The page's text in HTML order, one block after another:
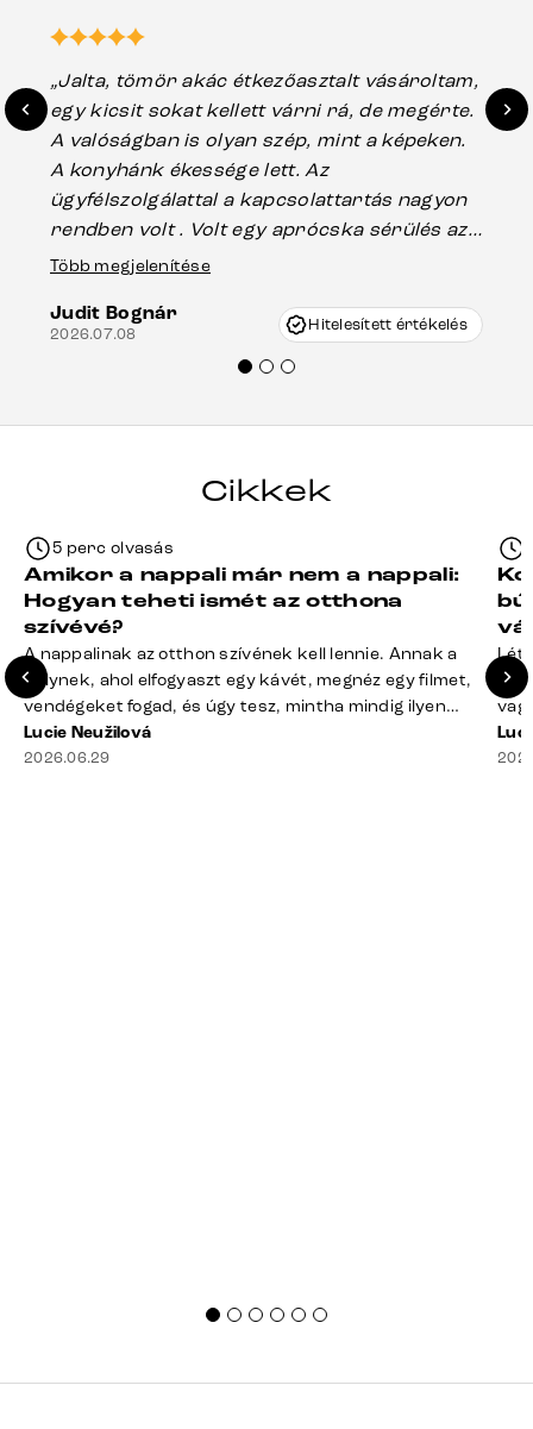
„Jalta, tömör akác étkezőasztalt vásároltam,
egy kicsit sokat kellett várni rá, de megérte.
A valóságban is olyan szép, mint a képeken.
A konyhánk ékessége lett. Az
ügyfélszolgálattal a kapcsolattartás nagyon
rendben volt . Volt egy aprócska sérülés az
asztal talpánál, ami szállításkor
nagyon korrekten jártak el az ügyemben.
Mindenkinek ajánlani tudom a Delife
Több megjelenítése
Judit Bognár
2026.07.08 Hitelesített értékelés
Cikkek
5 perc olvasás
Amikor a nappali már nem a nappali:
Hogyan teheti ismét az otthona
szívévé?
A nappalinak az otthon szívének kell lennie. Annak a
helynek, ahol elfogyaszt egy kávét, megnéz egy filmet,
vendégeket fogad, és úgy tesz, mintha mindig ilyen
rend lenne. A valóság? A takaró félig a kanapén hever,
a távirányító rejtélyes módon eltűnt, a dohányzóasztal
Lucie Neužilová
2026.06.29